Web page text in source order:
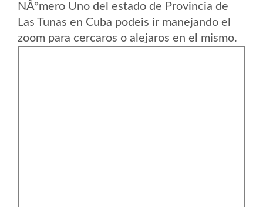
NÃºmero Uno del estado de Provincia de
Las Tunas en Cuba podeis ir manejando el
zoom para cercaros o alejaros en el mismo.